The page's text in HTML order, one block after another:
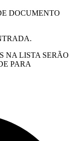
DOCUMENTO
NA LISTA SERÃO
PARA